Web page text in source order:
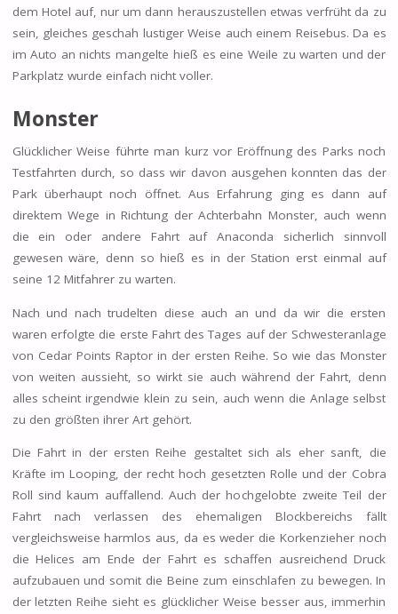
dem Hotel auf, nur um dann herauszustellen etwas verfrüht da zu
sein, gleiches geschah lustiger Weise auch einem Reisebus. Da es
im Auto an nichts mangelte hieß es eine Weile zu warten und der
Parkplatz wurde einfach nicht voller.
Monster
Glücklicher Weise führte man kurz vor Eröffnung des Parks noch
Testfahrten durch, so dass wir davon ausgehen konnten das der
Park überhaupt noch öffnet. Aus Erfahrung ging es dann auf
direktem Wege in Richtung der Achterbahn Monster, auch wenn
die ein oder andere Fahrt auf Anaconda sicherlich sinnvoll
gewesen wäre, denn so hieß es in der Station erst einmal auf
seine 12 Mitfahrer zu warten.
Nach und nach trudelten diese auch an und da wir die ersten
waren erfolgte die erste Fahrt des Tages auf der Schwesteranlage
von Cedar Points Raptor in der ersten Reihe. So wie das Monster
von weiten aussieht, so wirkt sie auch während der Fahrt, denn
alles scheint irgendwie klein zu sein, auch wenn die Anlage selbst
zu den größten ihrer Art gehört.
Die Fahrt in der ersten Reihe gestaltet sich als eher sanft, die
Kräfte im Looping, der recht hoch gesetzten Rolle und der Cobra
Roll sind kaum auffallend. Auch der hochgelobte zweite Teil der
Fahrt nach verlassen des ehemaligen Blockbereichs fällt
vergleichsweise harmlos aus, da es weder die Korkenzieher noch
die Helices am Ende der Fahrt es schaffen ausreichend Druck
aufzubauen und somit die Beine zum einschlafen zu bewegen. In
der letzten Reihe sieht es glücklicher Weise besser aus, immerhin